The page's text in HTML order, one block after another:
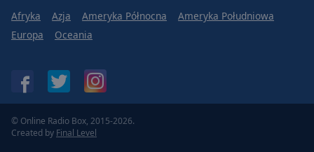
Afryka Azja Ameryka Północna
Ameryka Południowa
Europa
Oceania
© Online Radio Box, 2015-2026.
Created by Final Level